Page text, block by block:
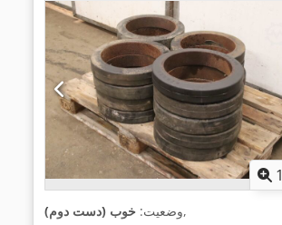
1
وضعیت: خوب (دست دوم) ,